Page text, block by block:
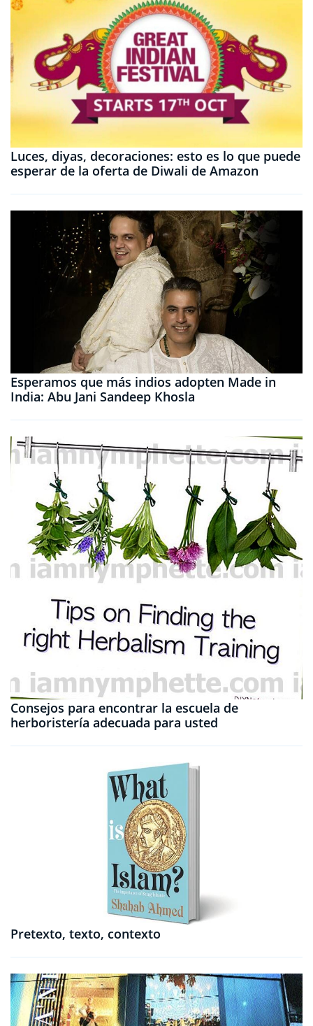
Luces, diyas, decoraciones: esto es lo que puede
esperar de la oferta de Diwali de Amazon
Esperamos que más indios adopten Made in
India: Abu Jani Sandeep Khosla
Consejos para encontrar la escuela de
herboristería adecuada para usted
Pretexto, texto, contexto